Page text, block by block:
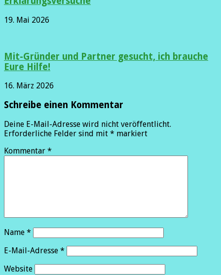
19. Mai 2026
Mit-Gründer und Partner gesucht, ich brauche
Eure Hilfe!
16. März 2026
Schreibe einen Kommentar
Deine E-Mail-Adresse wird nicht veröffentlicht.
Erforderliche Felder sind mit * markiert
Kommentar *
Name *
E-Mail-Adresse *
Website